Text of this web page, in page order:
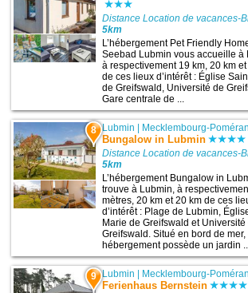
Distance Location de vacances-
5km
L’hébergement Pet Friendly
Seebad Lubmin vous accueille à
à respectivement 19 km, 20 km
de ces lieux d’intérêt : Église
de Greifswald, Université de
Gare centrale de ...
8 Lubmin Mecklembourg-
Bungalow in Lubmin
Distance Location de vacances-
5km
L’hébergement Bungalow in
trouve à Lubmin, à
mètres, 20 km et 20 km de ces
d’intérêt : Plage de Lubmin,
Marie de Greifswald et Université
Greifswald. Situé en bord de mer,
hébergement possède un jardin
9 Lubmin Mecklembourg-
Ferienhaus Bernstein